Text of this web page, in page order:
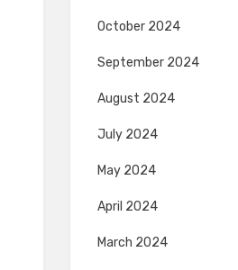
October 2024
September 2024
August 2024
July 2024
May 2024
April 2024
March 2024